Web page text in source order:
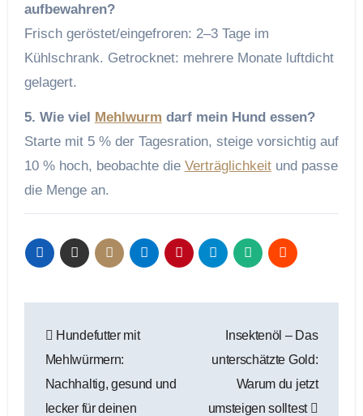
aufbewahren?
Frisch geröstet/eingefroren: 2–3 Tage im
Kühlschrank. Getrocknet: mehrere Monate luftdicht
gelagert.
5. Wie viel Mehlwurm darf mein Hund essen?
Starte mit 5 % der Tagesration, steige vorsichtig auf
10 % hoch, beobachte die Verträglichkeitund passe
die Menge an.
Hundefutter mit
Mehlwürmern:
Nachhaltig, gesund und
lecker für deinen
Insektenöl – Das
unterschätzte Gold:
Warum du jetzt
umsteigen solltest